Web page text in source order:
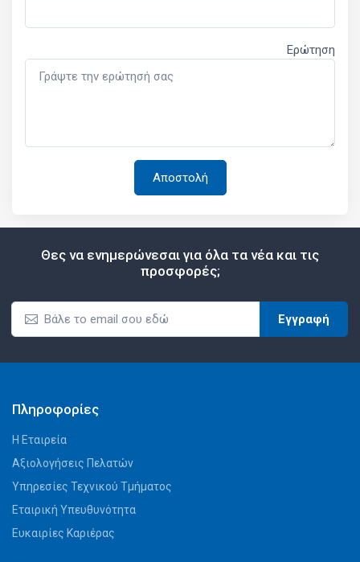
Ερώτηση
Θες να ενημερώνεσαι για όλα τα νέα και τις
προσφορές;
Εγγραφή
Πληροφορίες
Η Εταιρεία
Αξιολογήσεις Πελατών
Υπηρεσίες Τεχνικού Τμήματος
Εταιρική Υπευθυνότητα
Ευκαιρίες Καριέρας